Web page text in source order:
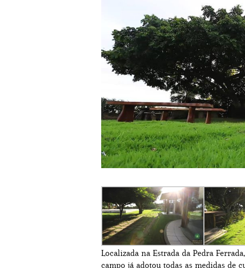
Localizada na Estrada da Pedra
campo já adotou todas as medidas de